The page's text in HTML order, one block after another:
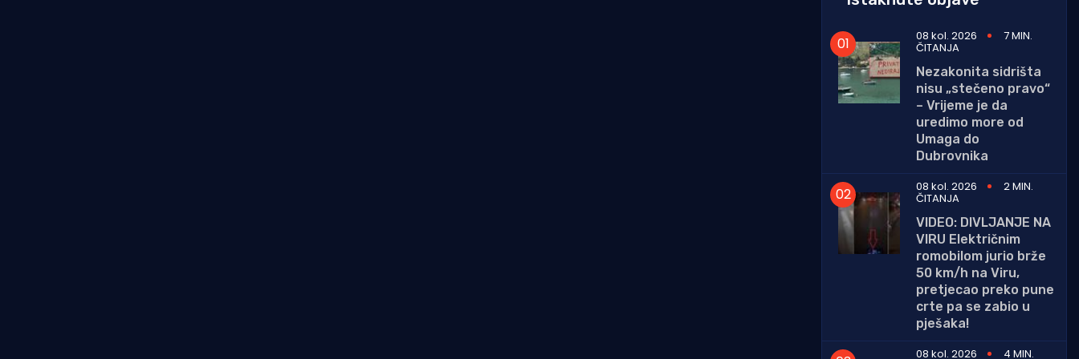
08 kol. 2026 7 MIN.
ČITANJA
Nezakonita sidrišta
nisu „stečeno pravo“
– Vrijeme je da
uredimo more od
Umaga do
Dubrovnika
08 kol. 2026
2 MIN.
ČITANJA
VIDEO: DIVLJANJE NA
VIRU Električnim
romobilom jurio brže
50 km/h na Viru,
pretjecao preko pune
crte pa se zabio u
pješaka!
08 kol. 2026
4 MIN.